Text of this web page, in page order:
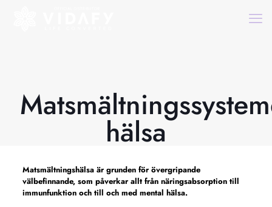
hälsa
Matsmältningshälsa är grunden för övergripande
välbefinnande, som påverkar allt från näringsabsorption till
immunfunktion och till och med mental hälsa.